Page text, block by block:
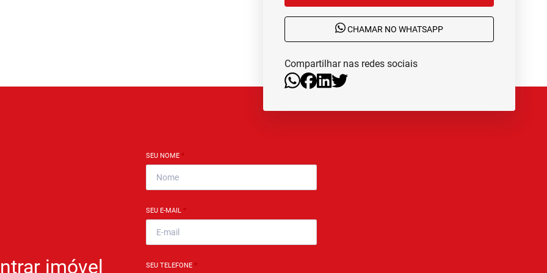
CHAMAR NO WHATSAPP
Compartilhar nas redes sociais
imóvel
SEU NOME *
SEU E-MAIL *
SEU TELEFONE *